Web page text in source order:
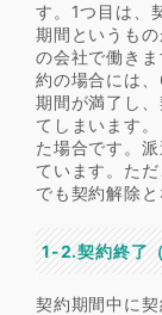
す。1つ目は、
期間というも
の会社で働き
約の場合には
期間が満了し
てしまいます
た場合です。
ています。た
でも契約解除
1-2.契約終了
契約期間中に